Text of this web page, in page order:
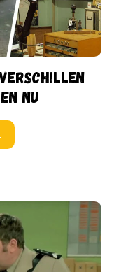
verschillen
nu